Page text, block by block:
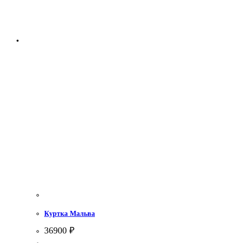
Куртка Мальва
36900 ₽